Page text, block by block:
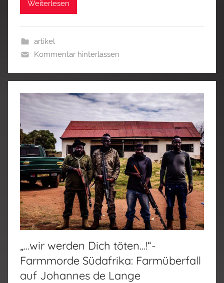
Weiterlesen
artikel
Kommentar hinterlassen
„…wir werden Dich töten…!“-
Farmmorde Südafrika: Farmüberfall
auf Johannes de Lange